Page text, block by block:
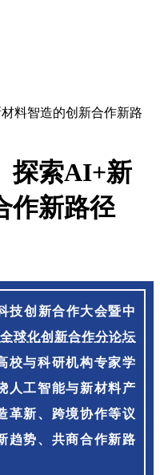
料智造的创新合作新路
探索AI+新
作新路径
技创新合作大会暨中
球化创新合作分论坛
校与科研机构专家学
人工智能与新材料产
革新、跨境协作等议
趋势、共商合作新路